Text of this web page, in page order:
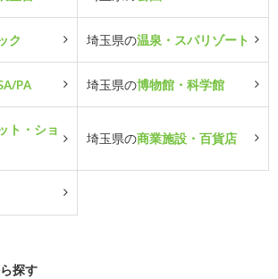
ク 埼玉県の温泉・スパリゾート
PA 埼玉県の博物館・科学館
ト・ショ
埼玉県の商業施設・百貨店
探す